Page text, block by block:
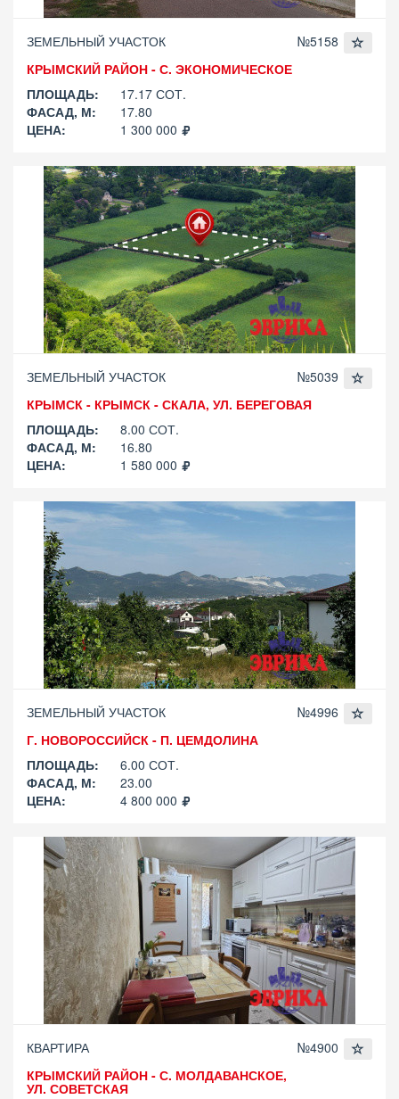
ЗЕМЕЛЬНЫЙ УЧАСТОК
№5158
КРЫМСКИЙ РАЙОН - С. ЭКОНОМИЧЕСКОЕ
ПЛОЩАДЬ:
17.17 СОТ.
ФАСАД, М:
17.80
ЦЕНА:
1 300 000
ЗЕМЕЛЬНЫЙ УЧАСТОК
№5039
КРЫМСК - КРЫМСК - СКАЛА, УЛ. БЕРЕГОВАЯ
ПЛОЩАДЬ:
8.00 СОТ.
ФАСАД, М:
16.80
ЦЕНА:
1 580 000
ЗЕМЕЛЬНЫЙ УЧАСТОК
№4996
Г. НОВОРОССИЙСК - П. ЦЕМДОЛИНА
ПЛОЩАДЬ:
6.00 СОТ.
ФАСАД, М:
23.00
ЦЕНА:
4 800 000
КВАРТИРА
№4900
КРЫМСКИЙ РАЙОН - С. МОЛДАВАНСКОЕ,
УЛ. СОВЕТСКАЯ